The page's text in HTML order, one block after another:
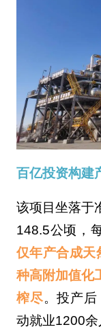
百亿投资构建
该项目坐落于
148.5公顷，
仅年产合成天
种高附加值化
榨尽。投产后
动就业1200余